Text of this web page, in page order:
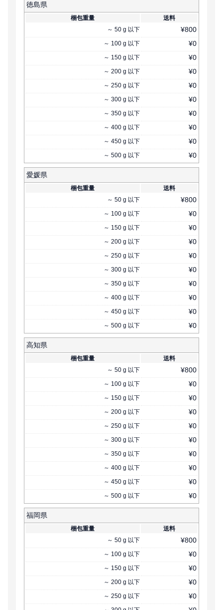
徳島県
梱包重量
送料
～ 50 g 以下 ¥800
～ 100 g 以下 ¥0
～ 150 g 以下 ¥0
～ 200 g 以下 ¥0
～ 250 g 以下 ¥0
～ 300 g 以下 ¥0
～ 350 g 以下 ¥0
～ 400 g 以下 ¥0
～ 450 g 以下 ¥0
～ 500 g 以下 ¥0
愛媛県
梱包重量
送料
～ 50 g 以下 ¥800
～ 100 g 以下 ¥0
～ 150 g 以下 ¥0
～ 200 g 以下 ¥0
～ 250 g 以下 ¥0
～ 300 g 以下 ¥0
～ 350 g 以下 ¥0
～ 400 g 以下 ¥0
～ 450 g 以下 ¥0
～ 500 g 以下 ¥0
高知県
梱包重量
送料
～ 50 g 以下 ¥800
～ 100 g 以下 ¥0
～ 150 g 以下 ¥0
～ 200 g 以下 ¥0
～ 250 g 以下 ¥0
～ 300 g 以下 ¥0
～ 350 g 以下 ¥0
～ 400 g 以下 ¥0
～ 450 g 以下 ¥0
～ 500 g 以下 ¥0
福岡県
梱包重量
送料
～ 50 g 以下 ¥800
～ 100 g 以下 ¥0
～ 150 g 以下 ¥0
～ 200 g 以下 ¥0
～ 250 g 以下 ¥0